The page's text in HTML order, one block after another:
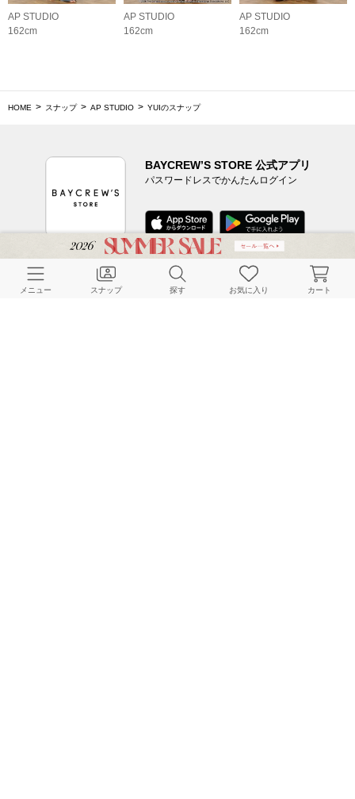
AP STUDIO
162cm
AP STUDIO
162cm
AP STUDIO
162cm
HOME スナップ AP STUDIO YUIのスナップ
BAYCREW’S STORE 公式アプリ
パスワードレスでかんたんログイン
CUSTOMER SERVICE
メニュー スナップ 探す お気に入り カート